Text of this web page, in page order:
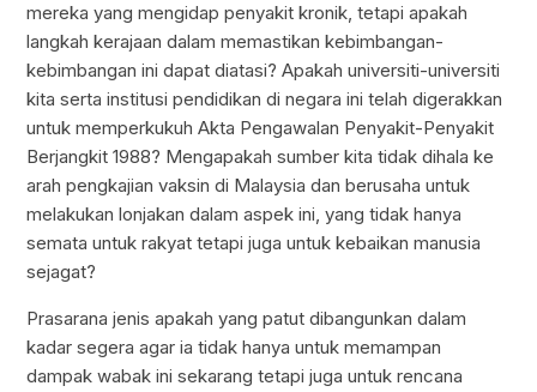
mereka yang mengidap penyakit kronik, tetapi apakah
langkah kerajaan dalam memastikan kebimbangan-
kebimbangan ini dapat diatasi? Apakah universiti-universiti
kita serta institusi pendidikan di negara ini telah digerakkan
untuk memperkukuh Akta Pengawalan Penyakit-Penyakit
Berjangkit 1988? Mengapakah sumber kita tidak dihala ke
arah pengkajian vaksin di Malaysia dan berusaha untuk
melakukan lonjakan dalam aspek ini, yang tidak hanya
semata untuk rakyat tetapi juga untuk kebaikan manusia
sejagat?
Prasarana jenis apakah yang patut dibangunkan dalam
kadar segera agar ia tidak hanya untuk memampan
dampak wabak ini sekarang tetapi juga untuk rencana